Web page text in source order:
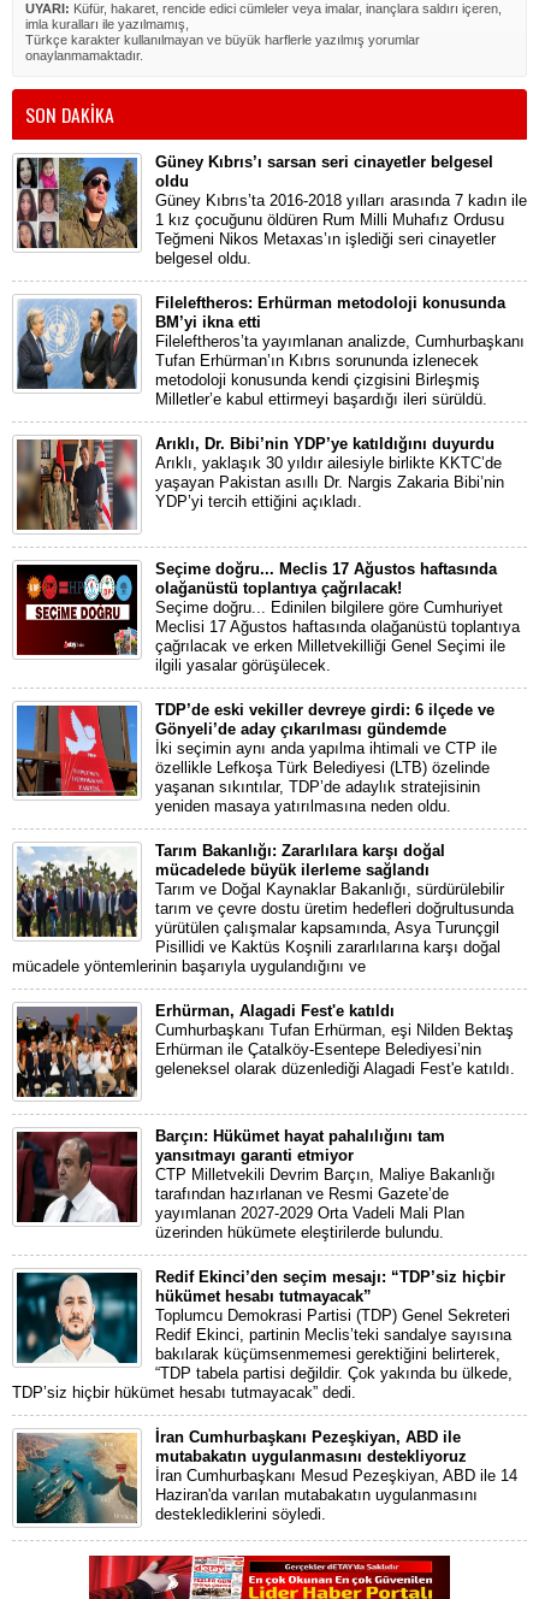
UYARI: Küfür, hakaret, rencide edici cümleler veya imalar, inançlara saldırı içeren,
imla kuralları ile yazılmamış,
Türkçe karakter kullanılmayan ve büyük harflerle yazılmış yorumlar
onaylanmamaktadır.
SON DAKİKA
Güney Kıbrıs’ı sarsan seri cinayetler belgesel
oldu
Güney Kıbrıs’ta 2016-2018 yılları arasında 7 kadın ile
1 kız çocuğunu öldüren Rum Milli Muhafız Ordusu
Teğmeni Nikos Metaxas’ın işlediği seri cinayetler
belgesel oldu.
Fileleftheros: Erhürman metodoloji konusunda
BM’yi ikna etti
Fileleftheros’ta yayımlanan analizde, Cumhurbaşkanı
Tufan Erhürman’ın Kıbrıs sorununda izlenecek
metodoloji konusunda kendi çizgisini Birleşmiş
Milletler’e kabul ettirmeyi başardığı ileri sürüldü.
Arıklı, Dr. Bibi’nin YDP’ye katıldığını duyurdu
Arıklı, yaklaşık 30 yıldır ailesiyle birlikte KKTC’de
yaşayan Pakistan asıllı Dr. Nargis Zakaria Bibi’nin
YDP’yi tercih ettiğini açıkladı.
Seçime doğru... Meclis 17 Ağustos haftasında
olağanüstü toplantıya çağrılacak!
Seçime doğru... Edinilen bilgilere göre Cumhuriyet
Meclisi 17 Ağustos haftasında olağanüstü toplantıya
çağrılacak ve erken Milletvekilliği Genel Seçimi ile
ilgili yasalar görüşülecek.
TDP’de eski vekiller devreye girdi: 6 ilçede ve
Gönyeli’de aday çıkarılması gündemde
İki seçimin aynı anda yapılma ihtimali ve CTP ile
özellikle Lefkoşa Türk Belediyesi (LTB) özelinde
yaşanan sıkıntılar, TDP’de adaylık stratejisinin
yeniden masaya yatırılmasına neden oldu.
Tarım Bakanlığı: Zararlılara karşı doğal
mücadelede büyük ilerleme sağlandı
Tarım ve Doğal Kaynaklar Bakanlığı, sürdürülebilir
tarım ve çevre dostu üretim hedefleri doğrultusunda
yürütülen çalışmalar kapsamında, Asya Turunçgil
Pisillidi ve Kaktüs Koşnili zararlılarına karşı doğal
mücadele yöntemlerinin başarıyla uygulandığını ve
Erhürman, Alagadi Fest'e katıldı
Cumhurbaşkanı Tufan Erhürman, eşi Nilden Bektaş
Erhürman ile Çatalköy-Esentepe Belediyesi’nin
geleneksel olarak düzenlediği Alagadi Fest'e katıldı.
Barçın: Hükümet hayat pahalılığını tam
yansıtmayı garanti etmiyor
CTP Milletvekili Devrim Barçın, Maliye Bakanlığı
tarafından hazırlanan ve Resmi Gazete’de
yayımlanan 2027-2029 Orta Vadeli Mali Plan
üzerinden hükümete eleştirilerde bulundu.
Redif Ekinci’den seçim mesajı: “TDP’siz hiçbir
hükümet hesabı tutmayacak”
Toplumcu Demokrasi Partisi (TDP) Genel Sekreteri
Redif Ekinci, partinin Meclis’teki sandalye sayısına
bakılarak küçümsenmemesi gerektiğini belirterek,
“TDP tabela partisi değildir. Çok yakında bu ülkede,
TDP’siz hiçbir hükümet hesabı tutmayacak” dedi.
İran Cumhurbaşkanı Pezeşkiyan, ABD ile
mutabakatın uygulanmasını destekliyoruz
İran Cumhurbaşkanı Mesud Pezeşkiyan, ABD ile 14
Haziran'da varılan mutabakatın uygulanmasını
desteklediklerini söyledi.